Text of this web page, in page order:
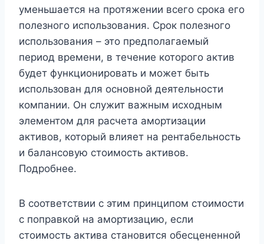
уменьшается на протяжении всего срока его
полезного использования. Срок полезного
использования – это предполагаемый
период времени, в течение которого актив
будет функционировать и может быть
использован для основной деятельности
компании. Он служит важным исходным
элементом для расчета амортизации
активов, который влияет на рентабельность
и балансовую стоимость активов.
Подробнее.
В соответствии с этим принципом стоимости
с поправкой на амортизацию, если
стоимость актива становится обесцененной